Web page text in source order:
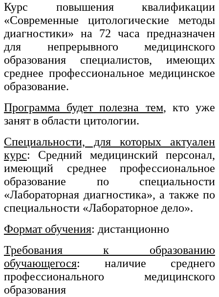
Физкультура и спорт
Сервис и туризм
Изобразительное и прикладные виды
искусств
Средства массовой информации и
Управление в технических системах
Ветеринария и зоотехника
аккредитации
Дополнительные Услуги
Курс повышения квалификации
«Современные цитологические методы
диагностики» на 72 часа предназначен
для непрерывного медицинского
образования специалистов, имеющих
среднее профессиональное медицинское
образование.
Программа будет полезна тем, кто уже
занят в области цитологии.
Специальности, для которых актуален
курс: Средний медицинский персонал,
имеющий среднее профессиональное
образование по специальности
«Лабораторная диагностика», а также по
специальности «Лабораторное дело».
Формат обучения: дистанционно
Требования к образованию
обучающегося: наличие среднего
профессионального медицинского
образования